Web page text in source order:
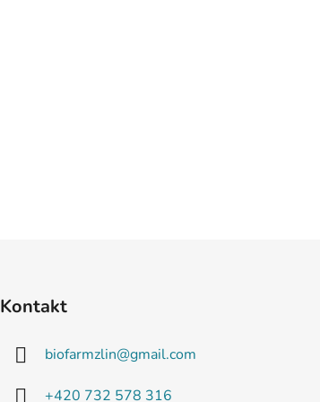
Kontakt
biofarmzlin@gmail.com
+420 732 578 316